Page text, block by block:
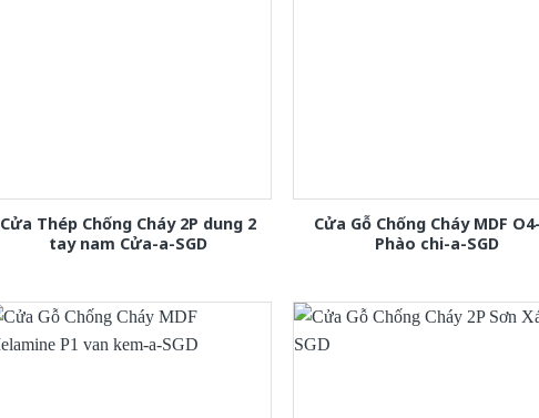
Cửa Thép Chống Cháy 2P dung 2
tay nam Cửa-a-SGD
Cửa Gỗ Chống Cháy MDF
Phào chi-a-SGD